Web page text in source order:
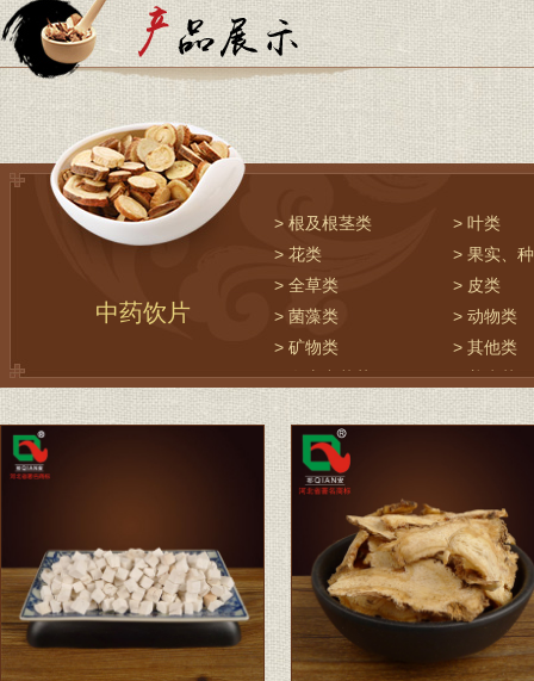
中药饮片
> 根及根茎类
> 叶类
> 花类
> 果实、
> 全草类
> 皮类
> 菌藻类
> 动物类
> 矿物类
> 其他类
> 名贵中草药
> 养生茶饮
> 调味香料